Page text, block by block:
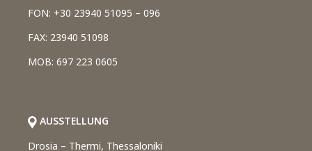
FON: +30 23940 51095 – 096
FAX: 23940 51098
MOB: 697 223 0605
AUSSTELLUNG
Drosia – Thermi, Thessaloniki